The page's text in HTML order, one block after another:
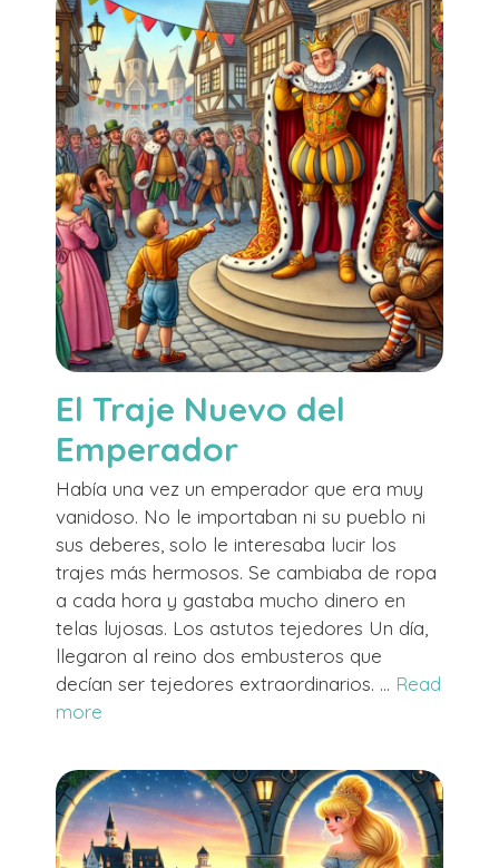
El Traje Nuevo del
Emperador
Había una vez un emperador que era muy
vanidoso. No le importaban ni su pueblo ni
sus deberes, solo le interesaba lucir los
trajes más hermosos. Se cambiaba de ropa
a cada hora y gastaba mucho dinero en
telas lujosas. Los astutos tejedores Un día,
llegaron al reino dos embusteros que
decían ser tejedores extraordinarios. … Read
more